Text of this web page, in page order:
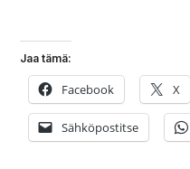
Jaa tämä:
Facebook X
Sähköpostitse